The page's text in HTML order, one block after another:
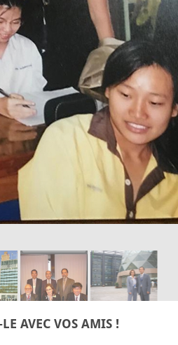
AVEC VOS AMIS !